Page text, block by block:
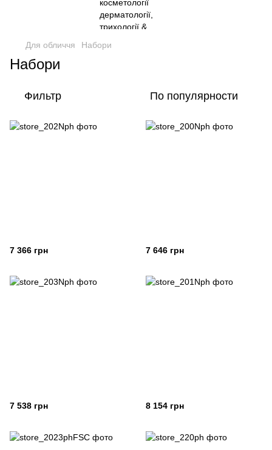
Для обличчя Набори
Набори
Фильтр По популярности
7 366 грн 7 646 грн
7 538 грн 8 154 грн